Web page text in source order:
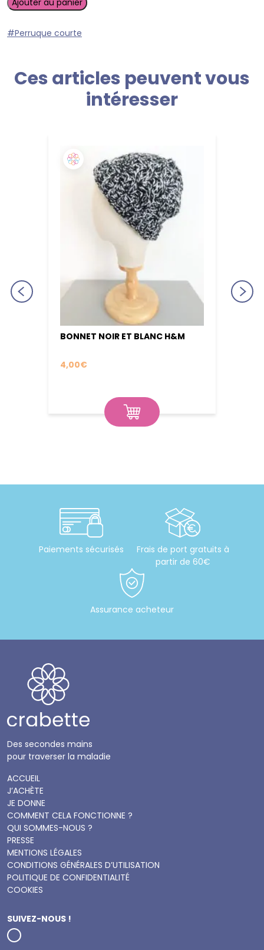
de
courte
#Perruque courte
Ces articles peuvent vous
intéresser
BONNET NOIR ET BLANC H&M
4,00€
Paiements sécurisés
Frais de port gratuits à
partir de 60€
Assurance acheteur
Des secondes mains
pour traverser la maladie
ACCUEIL
J’ACHÈTE
JE DONNE
COMMENT CELA FONCTIONNE ?
QUI SOMMES-NOUS ?
PRESSE
MENTIONS LÉGALES
CONDITIONS GÉNÉRALES D’UTILISATION
POLITIQUE DE CONFIDENTIALITÉ
COOKIES
SUIVEZ-NOUS !
Instagram